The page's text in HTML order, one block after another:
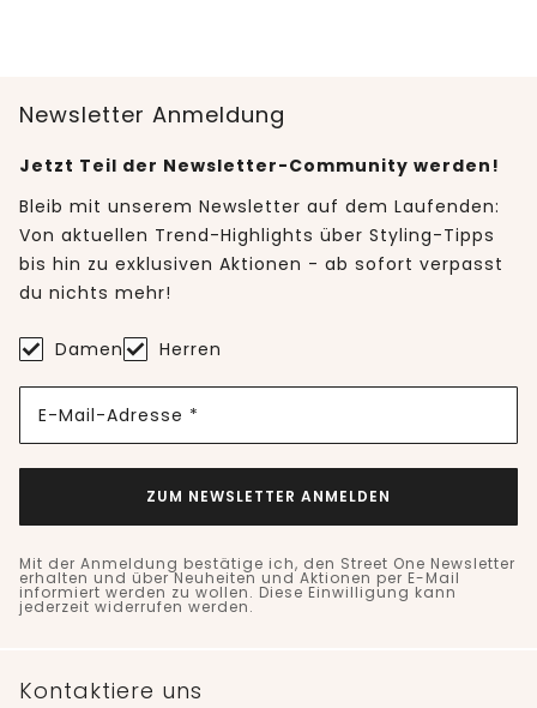
Newsletter Anmeldung
Jetzt Teil der Newsletter-Community werden!
Bleib mit unserem Newsletter auf dem Laufenden:
Von aktuellen Trend-Highlights über Styling-Tipps
bis hin zu exklusiven Aktionen - ab sofort verpasst
du nichts mehr!
Damen Herren
E-Mail-Adresse *
ZUM NEWSLETTER ANMELDEN
Mit der Anmeldung bestätige ich, den Street One Newsletter
erhalten und über Neuheiten und Aktionen per E-Mail
informiert werden zu wollen. Diese Einwilligung kann
jederzeit widerrufen werden.
Kontaktiere uns